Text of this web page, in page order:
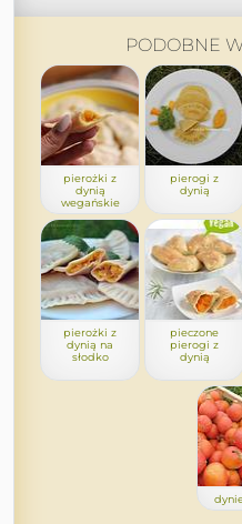
PODOBNE
pierożki z
dynią
wegańskie
pierogi z
dynią
pierożki z
dynią na
słodko
pieczone
pierogi z
dynią